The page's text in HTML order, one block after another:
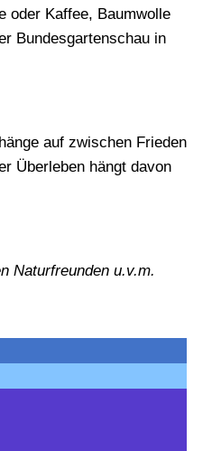
oder Kaffee, Baumwolle
Bundesgartenschau in
auf zwischen Frieden
Überleben hängt davon
Naturfreunden u.v.m.